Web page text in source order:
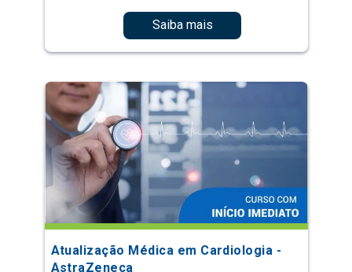
Saiba mais
Atualização Médica em Cardiologia -
AstraZeneca